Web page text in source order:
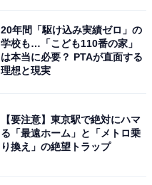
20年間「駆け込み実績ゼロ」の
学校も…「こども110番の家」
は本当に必要？ PTAが直面する
理想と現実
【要注意】東京駅で絶対にハマ
る「最遠ホーム」と「メトロ乗
り換え」の絶望トラップ